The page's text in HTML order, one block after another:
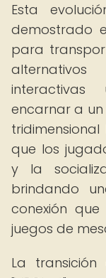
Esta
demostrado
para
encarnar a un
que los
y la
brindando
conexión
juegos de
La